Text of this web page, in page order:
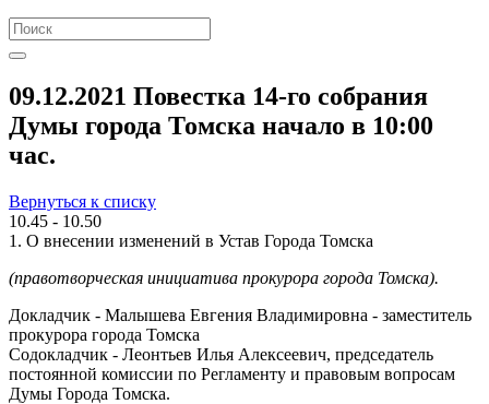
09.12.2021 Повестка 14-го собрания
Думы города Томска начало в 10:00
час.
Вернуться к списку
10.45 - 10.50
1. О внесении изменений в Устав Города Томска
(правотворческая инициатива прокурора города Томска).
Докладчик - Малышева Евгения Владимировна - заместитель
прокурора города Томска
Содокладчик - Леонтьев Илья Алексеевич, председатель
постоянной комиссии по Регламенту и правовым вопросам
Думы Города Томска.